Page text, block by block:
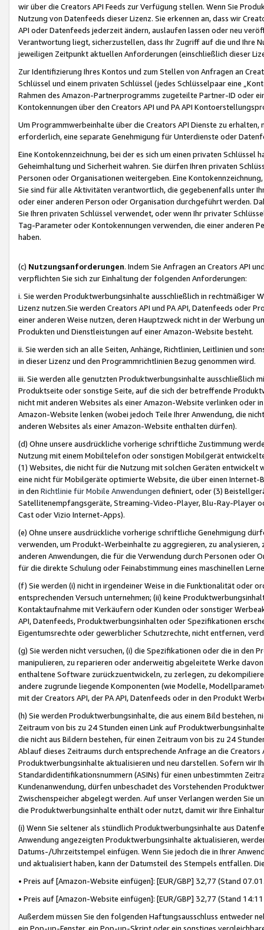
wir über die Creators API Feeds zur Verfügung stellen. Wenn Sie
Nutzung von Datenfeeds dieser Lizenz. Sie erkennen an, dass wir
API oder Datenfeeds jederzeit ändern, auslaufen lassen oder neu
Verantwortung liegt, sicherzustellen, dass Ihr Zugriff auf die und Ihre
jeweiligen Zeitpunkt aktuellen Anforderungen (einschließlich dieser
Zur Identifizierung Ihres Kontos und zum Stellen von Anfragen an
Schlüssel und einem privaten Schlüssel (jedes Schlüsselpaar eine
Rahmen des Amazon-Partnerprogramms zugeteilte Partner-ID oder
Kontokennungen über den Creators API und PA API
Um Programmwerbeinhalte über die Creators API Dienste zu
erforderlich, eine separate Genehmigung für Unterdienste oder
Eine Kontokennzeichnung, bei der es sich um einen privaten
Geheimhaltung und Sicherheit wahren. Sie dürfen Ihren privaten
Personen oder Organisationen weitergeben. Eine
Sie sind für alle Aktivitäten verantwortlich, die gegebenenfalls unter
oder einer anderen Person oder Organisation durchgeführt werden.
Sie Ihren privaten Schlüssel verwendet, oder wenn Ihr privater
Tag-Parameter oder Kontokennungen verwenden, die einer anderen
haben.
(c) Nutzungsanforderungen. Indem Sie Anfragen an Creators API
verpflichten Sie sich zur Einhaltung der folgenden Anforderungen:
i. Sie werden Produktwerbungsinhalte ausschließlich in rechtmäßiger
Lizenz nutzen.Sie werden Creators API und PA API, Datenfeeds oder
einer anderen Weise nutzen, deren Hauptzweck nicht in der Werbung
Produkten und Dienstleistungen auf einer Amazon-Website besteht.
ii. Sie werden sich an alle Seiten, Anhänge, Richtlinien, Leitlinien und
in dieser Lizenz und den Programmrichtlinien Bezug genommen wird.
iii. Sie werden alle genutzten Produktwerbungsinhalte ausschließlich
Produktseite oder sonstige Seite, auf die sich der betreffende
nicht mit anderen Websites als einer Amazon-Website verlinken oder
Amazon-Website lenken (wobei jedoch Teile Ihrer Anwendung, die
anderen Websites als einer Amazon-Website enthalten dürfen).
(d) Ohne unsere ausdrückliche vorherige schriftliche Zustimmung
Nutzung mit einem Mobiltelefon oder sonstigen Mobilgerät
(1) Websites, die nicht für die Nutzung mit solchen Geräten
eine nicht für Mobilgeräte optimierte Website, die über einen
in den Richtlinie für Mobile Anwendungen definiert, oder (3)
Satellitenempfangsgeräte, Streaming-Video-Player, Blu-Ray-Player
Cast oder Vizio Internet-Apps).
(e) Ohne unsere ausdrückliche vorherige schriftliche Genehmigung
verwenden, um Produkt-Werbeinhalte zu aggregieren, zu
anderen Anwendungen, die für die Verwendung durch Personen
für die direkte Schulung oder Feinabstimmung eines maschinellen
(f) Sie werden (i) nicht in irgendeiner Weise in die Funktionalität oder
entsprechenden Versuch unternehmen; (ii) keine
Kontaktaufnahme mit Verkäufern oder Kunden oder sonstiger
API, Datenfeeds, Produktwerbungsinhalten oder Spezifikationen
Eigentumsrechte oder gewerblicher Schutzrechte, nicht entfernen,
(g) Sie werden nicht versuchen, (i) die Spezifikationen oder die in
manipulieren, zu reparieren oder anderweitig abgeleitete Werke
enthaltene Software zurückzuentwickeln, zu zerlegen, zu
andere zugrunde liegende Komponenten (wie Modelle,
mit der Creators API, der PA API, Datenfeeds oder in den Produkt
(h) Sie werden Produktwerbungsinhalte, die aus einem Bild bestehen,
Zeitraum von bis zu 24 Stunden einen Link auf
die nicht aus Bildern bestehen, für einen Zeitraum von bis zu 24
Ablauf dieses Zeitraums durch entsprechende Anfrage an die
Produktwerbungsinhalte aktualisieren und neu darstellen. Sofern wir
Standardidentifikationsnummern (ASINs) für einen unbestimmten
Kundenanwendung, dürfen unbeschadet des Vorstehenden
Zwischenspeicher abgelegt werden. Auf unser Verlangen werden Sie
die Produktwerbungsinhalte enthält oder nutzt, damit wir Ihre
(i) Wenn Sie seltener als stündlich Produktwerbungsinhalte aus
Anwendung angezeigten Produktwerbungsinhalte aktualisieren,
Datums-/Uhrzeitstempel einfügen. Wenn Sie jedoch die in Ihrer
und aktualisiert haben, kann der Datumsteil des Stempels entfallen.
• Preis auf [Amazon-Website einfügen]: [EUR/GBP] 32,77 (Stand
• Preis auf [Amazon-Website einfügen]: [EUR/GBP] 32,77 (Stand
Außerdem müssen Sie den folgenden Haftungsausschluss entweder
ein Pop-up-Fenster, ein Pop-up-Skript oder ein sonstiges